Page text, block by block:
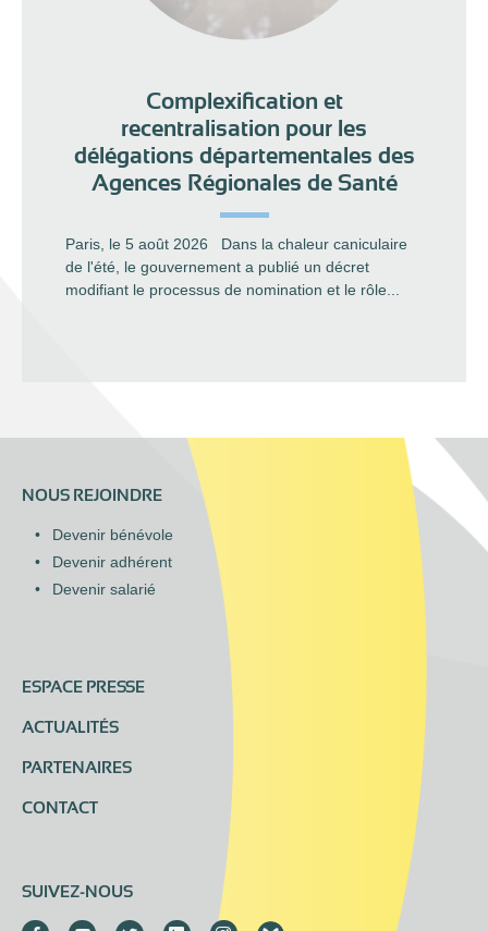
Complexification et
recentralisation pour les
délégations départementales des
Agences Régionales de Santé
Paris, le 5 août 2026 Dans la chaleur caniculaire
de l'été, le gouvernement a publié un décret
modifiant le processus de nomination et le rôle...
NOUS REJOINDRE
Devenir bénévole
Devenir adhérent
Devenir salarié
ESPACE PRESSE
ACTUALITÉS
PARTENAIRES
CONTACT
SUIVEZ-NOUS